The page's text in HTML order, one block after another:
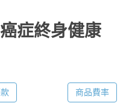
症終身健康
商品費率